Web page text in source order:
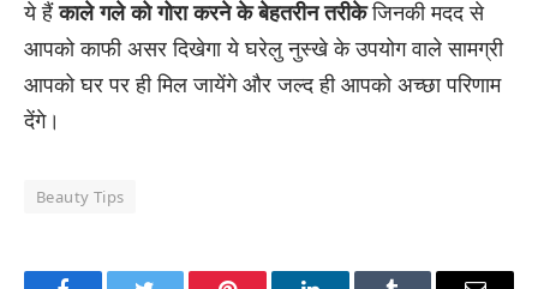
ये हैंकाले गले को गोरा करने के बेहतरीन तरीकेजिनकी मदद से
आपको काफी असर दिखेगा ये घरेलु नुस्खे के उपयोग वाले सामग्री
आपको घर पर ही मिल जायेंगे और जल्द ही आपको अच्छा परिणाम
देंगे।
Beauty Tips